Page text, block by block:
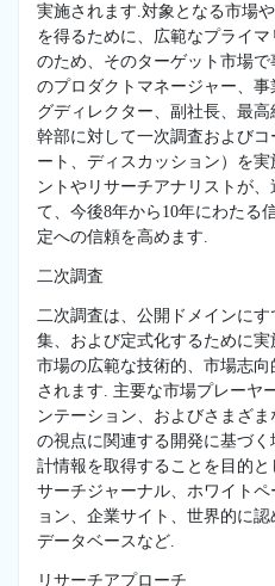
実施されます.対象となる市場
を得るために、広範なプライ
のため、そのターゲット市場
のプロダクトマネージャー、
グディレクター、副社長、最
幹部に対して一次調査および
ート、ディスカッション）を
ントやリサーチアナリストが
て、今後8年から10年にわたる
定への信頼を高めます.
二次調査
二次調査は、公開ドメインに
集、および定式化するために
市場の広範な技術的、市場志
されます. 主要な市場プレーヤ
ンテーション、およびさまざ
の視点に関連する開発に基づ
計情報を取得することを目的
サーチジャーナル、ホワイト
ョン、企業サイト、世界的に
データベースなど.
リサーチアプローチ